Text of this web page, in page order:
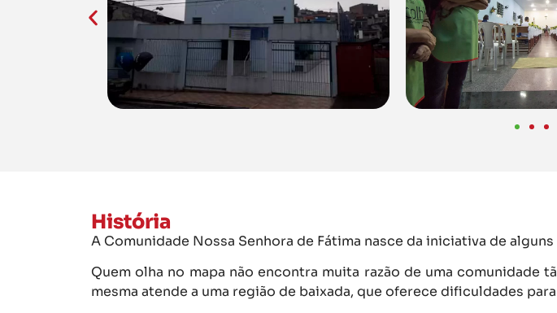
História
A Comunidade Nossa Senhora de Fátima nasce da iniciativa de
Quem olha no mapa não encontra muita razão de uma comunidade
mesma atende a uma região de baixada, que oferece dificuldades